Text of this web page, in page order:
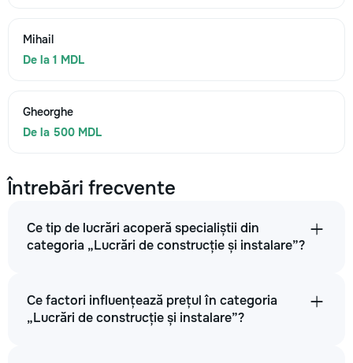
Mihail
De la 1 MDL
Gheorghe
De la 500 MDL
Întrebări frecvente
Ce tip de lucrări acoperă specialiștii din
categoria „Lucrări de construcție și instalare”?
Ce factori influențează prețul în categoria
„Lucrări de construcție și instalare”?